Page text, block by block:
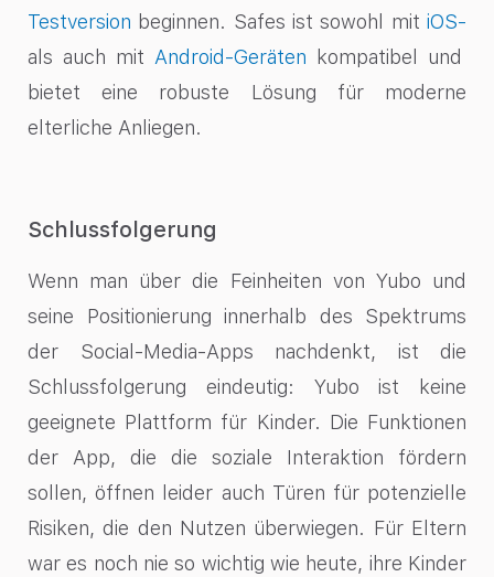
Testversion beginnen. Safes ist sowohl mit iOS-
als auch mit Android-Geräten kompatibel und
bietet eine robuste Lösung für moderne
elterliche Anliegen.
Schlussfolgerung
Wenn man über die Feinheiten von Yubo und
seine Positionierung innerhalb des Spektrums
der Social-Media-Apps nachdenkt, ist die
Schlussfolgerung eindeutig: Yubo ist keine
geeignete Plattform für Kinder. Die Funktionen
der App, die die soziale Interaktion fördern
sollen, öffnen leider auch Türen für potenzielle
Risiken, die den Nutzen überwiegen. Für Eltern
war es noch nie so wichtig wie heute, ihre Kinder